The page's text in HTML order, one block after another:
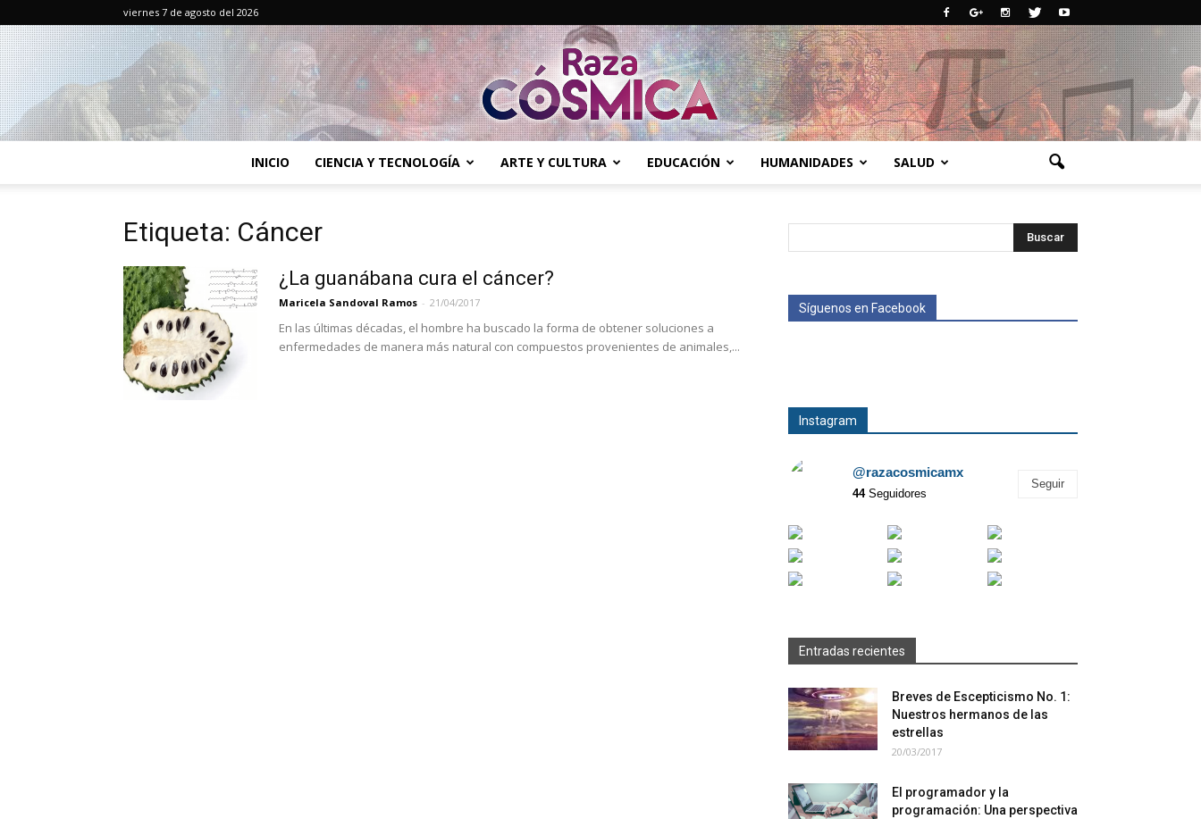
viernes 7 de agosto del 2026
INICIO CIENCIA Y TECNOLOGÍA ARTE Y CULTURA EDUCACIÓN HUMANIDADES SALUD
Etiqueta: Cáncer
¿La guanábana cura el cáncer?
Maricela Sandoval Ramos - 21/04/2017
En las últimas décadas, el hombre ha buscado la forma de obtener soluciones a
enfermedades de manera más natural con compuestos provenientes de animales,...
Síguenos en Facebook
Instagram
@razacosmicamx
44Seguidores
Seguir
Entradas recientes
Breves de Escepticismo No. 1:
Nuestros hermanos de las
estrellas
20/03/2017
El programador y la
programación: Una perspectiva